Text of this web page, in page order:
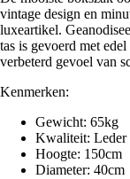
vintage design en
luxeartikel.
tas is gevoerd met
verbeterd gevoel van
Kenmerken:
Gewicht: 65kg
Kwaliteit: Leder
Hoogte: 150cm
Diameter: 40cm